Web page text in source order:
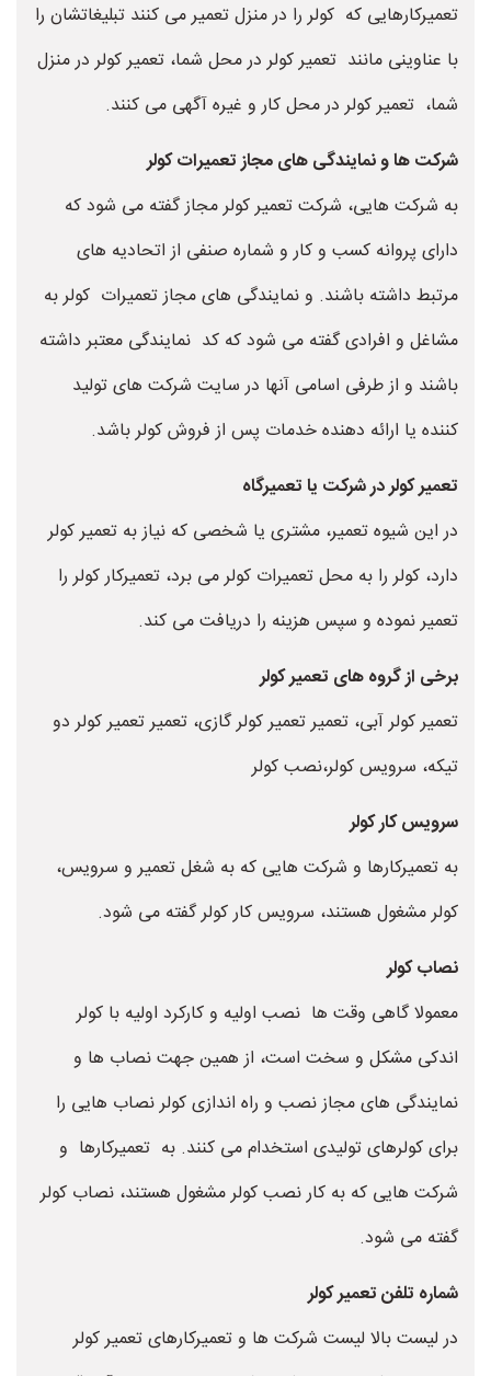
تعمیرکارهایی که کولر را در منزل تعمیر می کنند تبلیغاتشان را
با عناوینی مانند تعمیر کولر در محل شما، تعمیر کولر در منزل
شما، تعمیر کولر در محل کار و غیره آگهی می کنند.
شرکت ها و نمایندگی های مجاز تعمیرات کولر
به شرکت هایی، شرکت تعمیر کولر مجاز گفته می شود که
دارای پروانه کسب و کار و شماره صنفی از اتحادیه های
مرتبط داشته باشند. و نمایندگی های مجاز تعمیرات کولر به
مشاغل و افرادی گفته می شود که کد نمایندگی معتبر داشته
باشند و از طرفی اسامی آنها در سایت شرکت های تولید
کننده یا ارائه دهنده خدمات پس از فروش کولر باشد.
تعمیر کولر در شرکت یا تعمیرگاه
در این شیوه تعمیر، مشتری یا شخصی که نیاز به تعمیر کولر
دارد، کولر را به محل تعمیرات کولر می برد، تعمیرکار کولر را
تعمیر نموده و سپس هزینه را دریافت می کند.
برخی از گروه های تعمیر کولر
تعمیر کولر آبی، تعمیر تعمیر کولر گازی، تعمیر تعمیر کولر دو
تیکه، سرویس کولر،نصب کولر
سرویس کار کولر
به تعمیرکارها و شرکت هایی که به شغل تعمیر و سرویس،
کولر مشغول هستند، سرویس کار کولر گفته می شود.
نصاب کولر
معمولا گاهی وقت ها نصب اولیه و کارکرد اولیه با کولر
اندکی مشکل و سخت است، از همین جهت نصاب ها و
نمایندگی های مجاز نصب و راه اندازی کولر نصاب هایی را
برای کولرهای تولیدی استخدام می کنند. به تعمیرکارها و
شرکت هایی که به کار نصب کولر مشغول هستند، نصاب کولر
گفته می شود.
شماره تلفن تعمیر کولر
در لیست بالا لیست شرکت ها و تعمیرکارهای تعمیر کولر